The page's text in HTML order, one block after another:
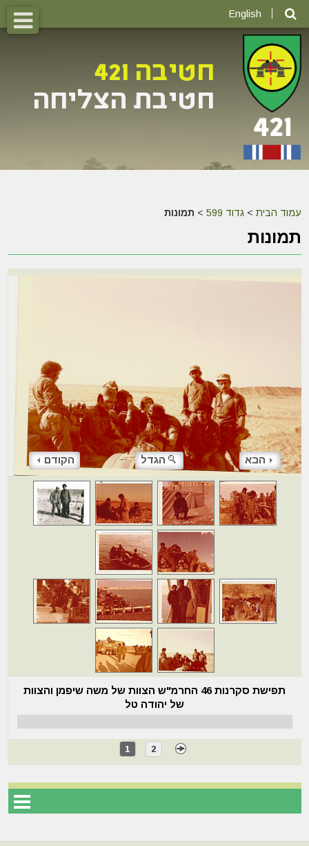
English
עמוד הבית >גדוד 599 > תמונות
תמונות
הקודם הגדל הבא
תפישת סקרנות 46 החרמ"ש הצוות של משה שיפמן והצוות
של יהודה טל
1 2